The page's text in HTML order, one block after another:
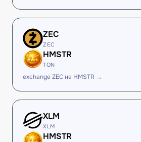
ZEC
ZEC
HMSTR
TON
exchange ZEC на HMSTR →
XLM
XLM
HMSTR